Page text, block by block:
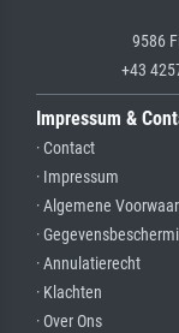
9586
+43
Impressum &
· Contact
· Impressum
· Algemene
·
· Annulatierecht
· Klachten
· Over Ons